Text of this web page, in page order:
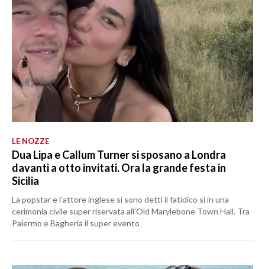
LE NOZZE
Dua Lipa e Callum Turner si sposano a Londra
davanti a otto invitati. Ora la grande festa in
Sicilia
La popstar e l'attore inglese si sono detti il fatidico sì in una
cerimonia civile super riservata all’Old Marylebone Town Hall. Tra
Palermo e Bagheria il super evento